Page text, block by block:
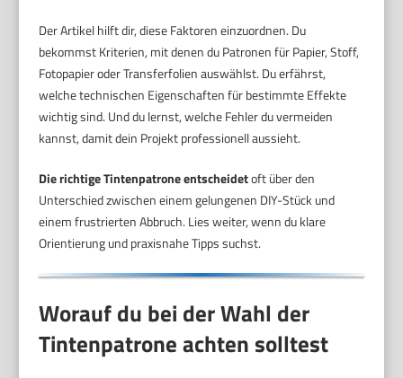
Der Artikel hilft dir, diese Faktoren einzuordnen. Du
bekommst Kriterien, mit denen du Patronen für Papier, Stoff,
Fotopapier oder Transferfolien auswählst. Du erfährst,
welche technischen Eigenschaften für bestimmte Effekte
wichtig sind. Und du lernst, welche Fehler du vermeiden
kannst, damit dein Projekt professionell aussieht.
Die richtige Tintenpatrone entscheidetoft über den
Unterschied zwischen einem gelungenen DIY-Stück und
einem frustrierten Abbruch. Lies weiter, wenn du klare
Orientierung und praxisnahe Tipps suchst.
Worauf du bei der Wahl der
Tintenpatrone achten solltest